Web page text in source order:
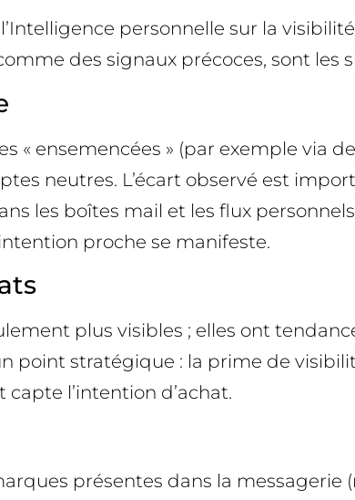
personnelle sur la
des signaux précoces, sont les
« ensemencées » (par exemple via
neutres. L’écart observé est
les boîtes mail et les flux
proche se manifeste.
plus visibles ; elles ont
point stratégique : la prime de
l’intention d’achat.
présentes dans la messagerie